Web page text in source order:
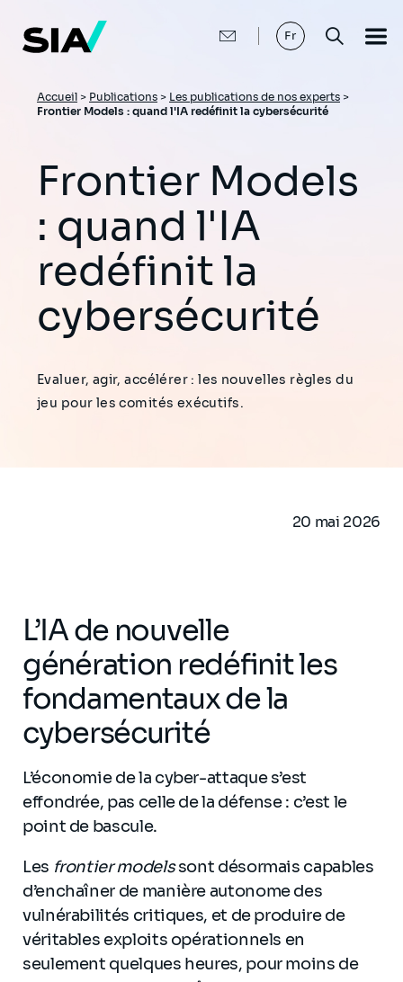
contenu
principal
Fr
Fil
Accueil > Publications > Les publications de nos experts >
Frontier Models : quand l'IA redéfinit la cybersécurité
Frontier Models
: quand l'IA
redéfinit la
cybersécurité
Evaluer, agir, accélérer : les nouvelles règles du
jeu pour les comités exécutifs.
20 mai 2026
L’IA de nouvelle
génération redéfinit les
fondamentaux de la
cybersécurité
L’économie de la cyber-attaque s’est
effondrée, pas celle de la défense : c’est le
point de bascule.
Les frontier modelssont désormais capables
d’enchaîner de manière autonome des
vulnérabilités critiques, et de produire de
véritables exploits opérationnels en
seulement quelques heures, pour moins de